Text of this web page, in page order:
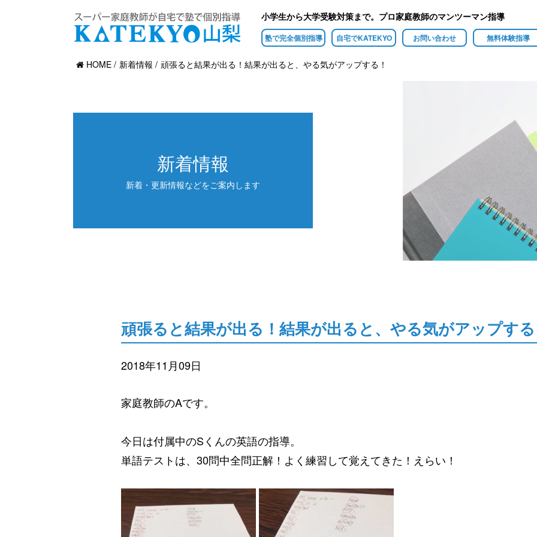
小学生から大学受験対策まで。プロ家庭教師のマンツーマン指導
塾で完全個別指導 自宅でKATEKYO お問い合わせ 無料体験指導
HOME 新着情報 頑張ると結果が出る！結果が出ると、やる気がアップする！
新着情報
新着・更新情報などをご案内します
頑張ると結果が出る！結果が出ると、やる気がアップす
2018年11月09日
家庭教師のAです。
今日は付属中のSくんの英語の指導。
単語テストは、30問中全問正解！よく練習して覚えてきた！えらい！